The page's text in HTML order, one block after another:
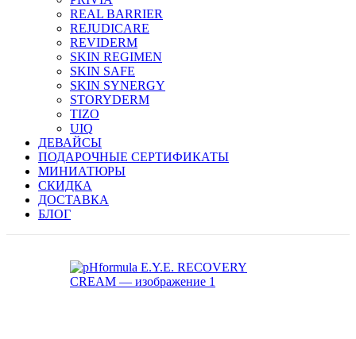
REAL BARRIER
REJUDICARE
REVIDERM
SKIN REGIMEN
SKIN SAFE
SKIN SYNERGY
STORYDERM
TIZO
UIQ
ДЕВАЙСЫ
ПОДАРОЧНЫЕ СЕРТИФИКАТЫ
МИНИАТЮРЫ
СКИДКА
ДОСТАВКА
БЛОГ